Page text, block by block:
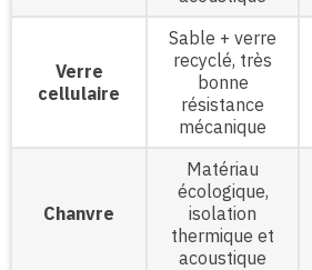
Verre
cellulaire
Sable + verre
recyclé, très
bonne
résistance
mécanique
Chanvre
Matériau
écologique,
isolation
thermique et
acoustique